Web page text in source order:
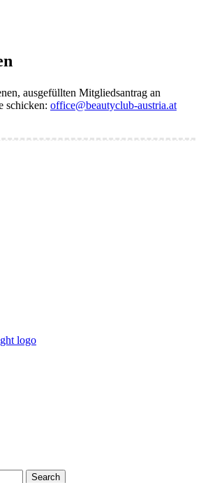
ausgefüllten Mitgliedsantrag an
schicken: office@beautyclub-austria.at